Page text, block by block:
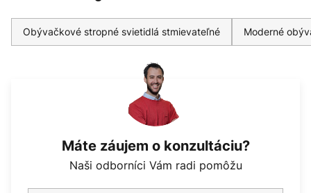
Obývačkové stropné svietidlá stmievateľné Moderné
Máte záujem o konzultáciu?
Naši odborníci Vám radi pomôžu